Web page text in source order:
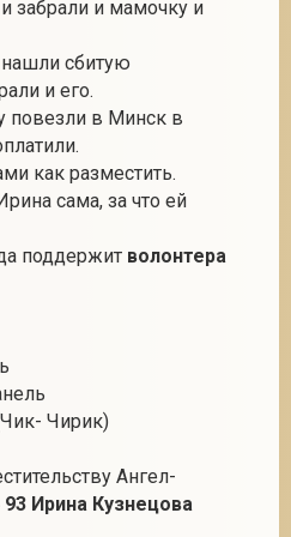
забрали и мамочку и
нашли сбитую
и его.
повезли в Минск в
как разместить.
сама, за что ей
поддержит волонтера
Чирик)
Ангел-
93 Ирина Кузнецова